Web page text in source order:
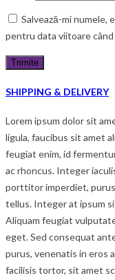
Salvează-mi numele,
pentru data viitoare
SHIPPING & DELIVERY
Lorem ipsum dolor sit
ligula, faucibus sit amet
feugiat enim, id
ac rhoncus. Integer
porttitor imperdiet,
tellus. Integer at ipsum
Aliquam feugiat
eget. Sed consequat
purus, venenatis in eros
facilisis tortor, sit amet